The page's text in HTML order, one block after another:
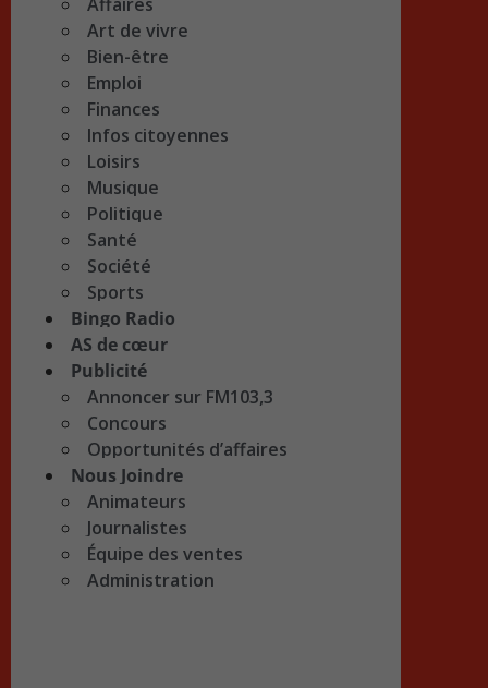
Art de vivre
Bien-être
Emploi
Finances
Infos citoyennes
Loisirs
Musique
Politique
Santé
Société
Sports
Bingo Radio
AS de cœur
Publicité
Annoncer sur FM103,3
Concours
Opportunités d’affaires
Nous Joindre
Animateurs
Journalistes
Équipe des ventes
Administration